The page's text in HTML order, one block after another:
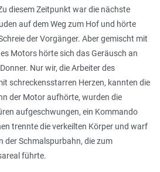
diesem Zeitpunkt war die nächste
auf dem Weg zum Hof und hörte
der Vorgänger. Aber gemischt mit
Motors hörte sich das Geräusch an
Nur wir, die Arbeiter des
schreckensstarren Herzen, kannten die
der Motor aufhörte, wurden die
aufgeschwungen, ein Kommando
trennte die verkeilten Körper und warf
der Schmalspurbahn, die zum
führte.